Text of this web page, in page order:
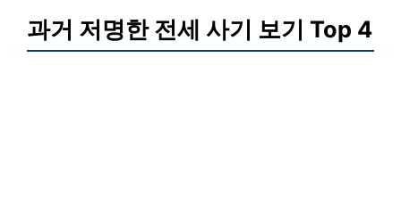
과거 저명한 전세 사기 보기 Top 4